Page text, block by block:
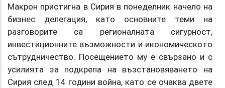
Макрон пристигна в Сирия в понеделник начело на
бизнес делегация, като основните теми на
разговорите са регионалната сигурност,
инвестиционните възможности и икономическото
сътрудничество. Посещението му е свързано и с
усилията за подкрепа на възстановяването на
Сирия след 14 години война, като се очаква двете